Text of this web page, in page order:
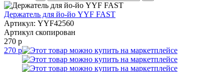
Держатель для йо-йо YYF FAST
Артикул: YYF42560
Артикул скопирован
270 р
270 р